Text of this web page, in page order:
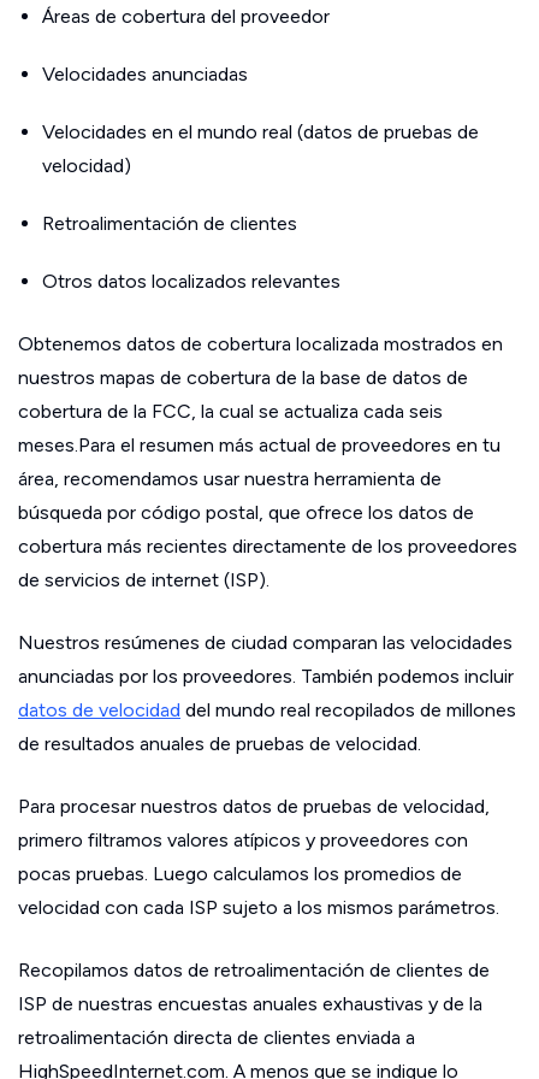
Áreas de cobertura del proveedor
Velocidades anunciadas
Velocidades en el mundo real (datos de pruebas de
velocidad)
Retroalimentación de clientes
Otros datos localizados relevantes
Obtenemos datos de cobertura localizada mostrados en
nuestros mapas de cobertura de la base de datos de
cobertura de la FCC, la cual se actualiza cada seis
meses.Para el resumen más actual de proveedores en tu
área, recomendamos usar nuestra herramienta de
búsqueda por código postal, que ofrece los datos de
cobertura más recientes directamente de los proveedores
de servicios de internet (ISP).
Nuestros resúmenes de ciudad comparan las velocidades
anunciadas por los proveedores. También podemos incluir
datos de velocidad del mundo real recopilados de millones
de resultados anuales de pruebas de velocidad.
Para procesar nuestros datos de pruebas de velocidad,
primero filtramos valores atípicos y proveedores con
pocas pruebas. Luego calculamos los promedios de
velocidad con cada ISP sujeto a los mismos parámetros.
Recopilamos datos de retroalimentación de clientes de
ISP de nuestras encuestas anuales exhaustivas y de la
retroalimentación directa de clientes enviada a
HighSpeedInternet.com. A menos que se indique lo